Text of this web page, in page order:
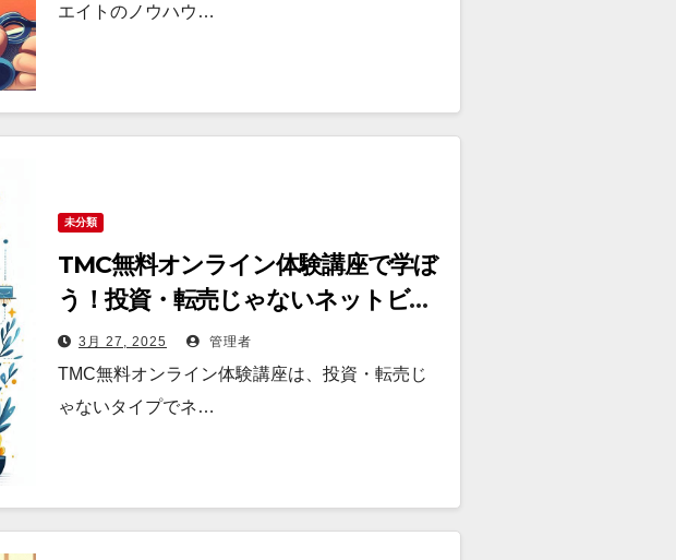
エイトのノウハウ…
未分類
TMC無料オンライン体験講座で学ぼ
う！投資・転売じゃないネットビジ
ネスの成功法則
3月 27, 2025 管理者
TMC無料オンライン体験講座は、投資・転売じ
ゃないタイプでネ…